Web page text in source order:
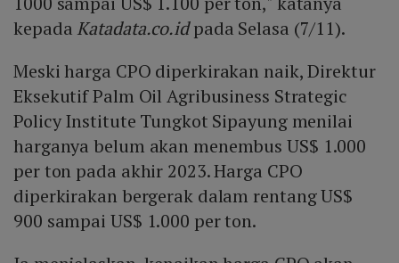
kepada Katadata.co.idpada Selasa (7/11).
Meski harga CPO diperkirakan naik, Direktur
Eksekutif Palm Oil Agribusiness Strategic
Policy Institute Tungkot Sipayung menilai
harganya belum akan menembus US$ 1.000
per ton pada akhir 2023. Harga CPO
diperkirakan bergerak dalam rentang US$
900 sampai US$ 1.000 per ton.